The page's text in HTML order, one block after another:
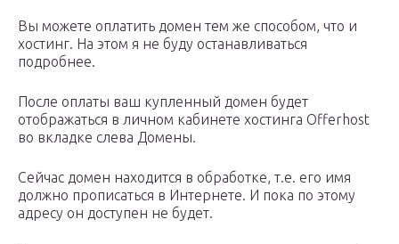
Вы можете оплатить домен тем же способом, что и
хостинг. На этом я не буду останавливаться
подробнее.
После оплаты ваш купленный домен будет
отображаться в личном кабинете хостинга Offerhost
во вкладке слева Домены.
Сейчас домен находится в обработке, т.е. его имя
должно прописаться в Интернете. И пока по этому
адресу он доступен не будет.